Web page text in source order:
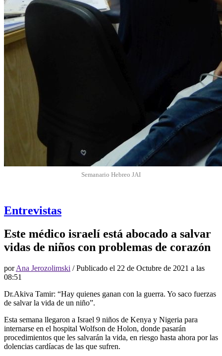
Semanario Hebreo JAI
Entrevistas
Este médico israelí está abocado a salvar
vidas de niños con problemas de corazón
porAna Jerozolimski / Publicado el 22 de Octubre de 2021 a las
08:51
Dr.Akiva Tamir: “Hay quienes ganan con la guerra. Yo saco fuerzas
de salvar la vida de un niño”.
Esta semana llegaron a Israel 9 niños de Kenya y Nigeria para
internarse en el hospital Wolfson de Holon, donde pasarán
procedimientos que les salvarán la vida, en riesgo hasta ahora por las
dolencias cardíacas de las que sufren.